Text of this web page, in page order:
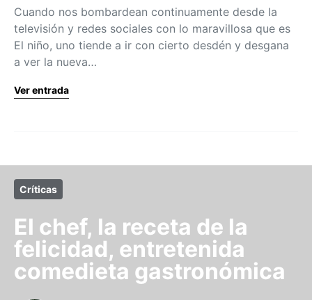
Cuando nos bombardean continuamente desde la
televisión y redes sociales con lo maravillosa que es
El niño, uno tiende a ir con cierto desdén y desgana
a ver la nueva…
Ver entrada
Críticas
El chef, la receta de la
felicidad, entretenida
comedieta gastronómica